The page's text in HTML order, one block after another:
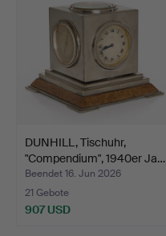
DUNHILL, Tischuhr,
"Compendium", 1940er Ja…
Beendet 16. Jun 2026
21 Gebote
907 USD